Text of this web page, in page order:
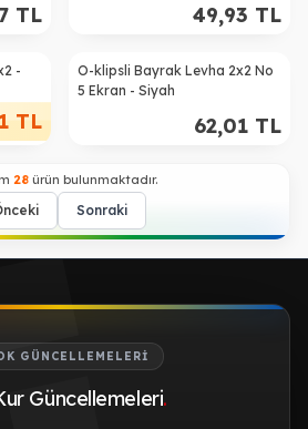
TL 49,93 TL
-
TL
O-klipsli Bayrak Levha 2x2 No
5 Ekran - Siyah
62,01 TL
28 ürün bulunmaktadır.
Sonraki
GÜNCELLEMELERI
Güncellemeleri.